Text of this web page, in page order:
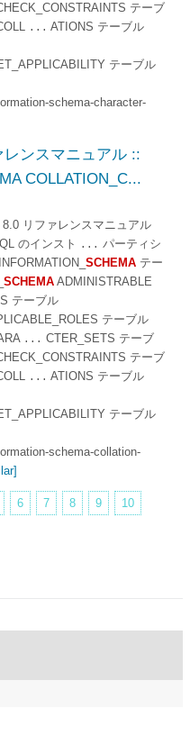
テーブ
... ATIONS テーブル
テーブル
schema-character-
レンスマニュアル ::
COLLATION_C...
リファレンスマニュアル
のインスト
... パーティシ
SCHEMA テー
SCHEMA ADMINISTRABLE
テーブル
テーブル
... CTER_SETS テーブ
テーブ
... ATIONS テーブル
テーブル
schema-collation-
6 7 8 9
10